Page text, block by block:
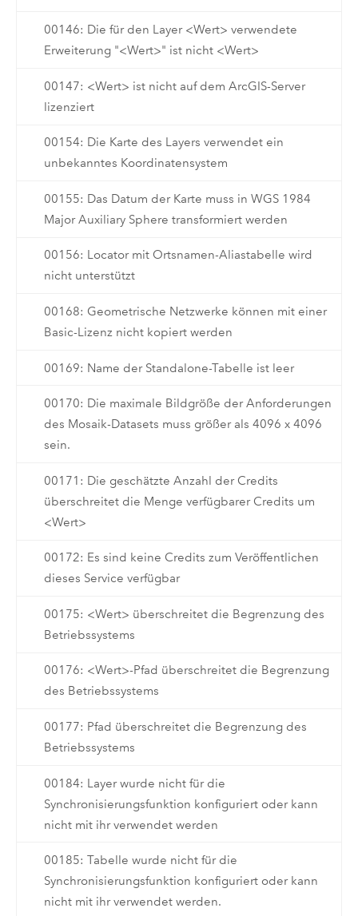
00146: Die für den Layer <Wert> verwendete
Erweiterung "<Wert>" ist nicht <Wert>
00147: <Wert> ist nicht auf dem ArcGIS-Server
lizenziert
00154: Die Karte des Layers verwendet ein
unbekanntes Koordinatensystem
00155: Das Datum der Karte muss in WGS 1984
Major Auxiliary Sphere transformiert werden
00156: Locator mit Ortsnamen-Aliastabelle wird
nicht unterstützt
00168: Geometrische Netzwerke können mit einer
Basic-Lizenz nicht kopiert werden
00169: Name der Standalone-Tabelle ist leer
00170: Die maximale Bildgröße der Anforderungen
des Mosaik-Datasets muss größer als 4096 x 4096
sein.
00171: Die geschätzte Anzahl der Credits
überschreitet die Menge verfügbarer Credits um
<Wert>
00172: Es sind keine Credits zum Veröffentlichen
dieses Service verfügbar
00175: <Wert> überschreitet die Begrenzung des
Betriebssystems
00176: <Wert>-Pfad überschreitet die Begrenzung
des Betriebssystems
00177: Pfad überschreitet die Begrenzung des
Betriebssystems
00184: Layer wurde nicht für die
Synchronisierungsfunktion konfiguriert oder kann
nicht mit ihr verwendet werden
00185: Tabelle wurde nicht für die
Synchronisierungsfunktion konfiguriert oder kann
nicht mit ihr verwendet werden.